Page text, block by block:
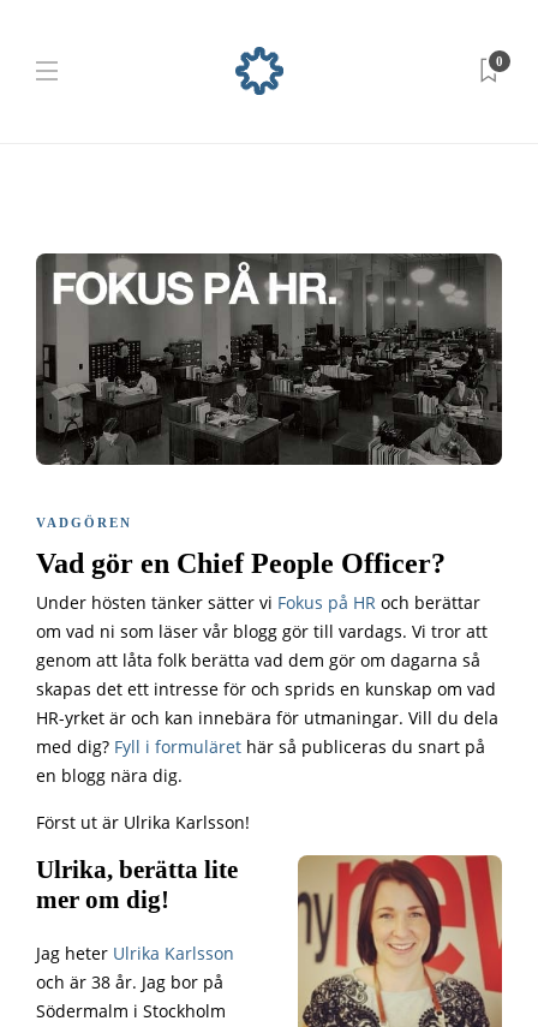
0
VADGÖREN
Vad gör en Chief People Officer?
Under hösten tänker sätter vi Fokus på HR och berättar
om vad ni som läser vår blogg gör till vardags. Vi tror att
genom att låta folk berätta vad dem gör om dagarna så
skapas det ett intresse för och sprids en kunskap om vad
HR-yrket är och kan innebära för utmaningar. Vill du dela
med dig? Fyll i formuläret här så publiceras du snart på
en blogg nära dig.
Först ut är Ulrika Karlsson!
Ulrika, berätta lite
mer om dig!
Jag heter Ulrika Karlsson
och är 38 år. Jag bor på
Södermalm i Stockholm